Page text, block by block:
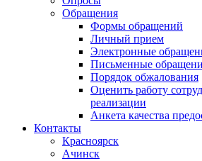
Обращения
Формы обращений
Личный прием
Электронные
Письменные
Порядок обжалования
Оценить работу
реализации
Анкета качества
Контакты
Красноярск
Ачинск